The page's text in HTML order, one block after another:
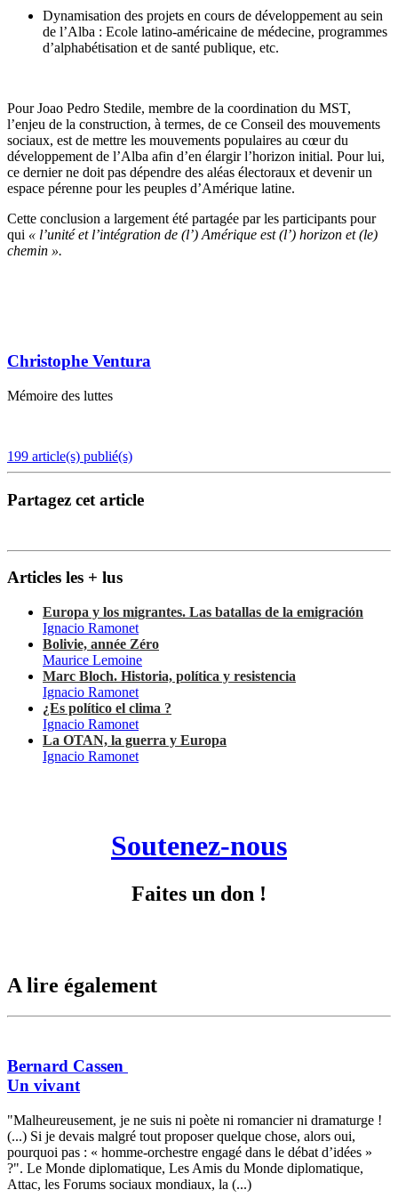
Dynamisation des projets en cours de développement au sein
de l’Alba : Ecole latino-américaine de médecine, programmes
d’alphabétisation et de santé publique, etc.
Pour Joao Pedro Stedile, membre de la coordination du MST,
l’enjeu de la construction, à termes, de ce Conseil des mouvements
sociaux, est de mettre les mouvements populaires au cœur du
développement de l’Alba afin d’en élargir l’horizon initial. Pour lui,
ce dernier ne doit pas dépendre des aléas électoraux et devenir un
espace pérenne pour les peuples d’Amérique latine.
Cette conclusion a largement été partagée par les participants pour
qui « l’unité et l’intégration de (l’) Amérique est (l’) horizon et (le)
chemin ».
Christophe Ventura
Mémoire des luttes
199 article(s) publié(s)
Partagez cet article
Articles les + lus
Europa y los migrantes. Las batallas de la emigración
Ignacio Ramonet
Bolivie, année Zéro
Maurice Lemoine
Marc Bloch. Historia, política y resistencia
Ignacio Ramonet
¿Es político el clima ?
Ignacio Ramonet
La OTAN, la guerra y Europa
Ignacio Ramonet
Soutenez-nous
Faites un don !
A lire également
Bernard Cassen
Un vivant
"Malheureusement, je ne suis ni poète ni romancier ni dramaturge !
(...) Si je devais malgré tout proposer quelque chose, alors oui,
pourquoi pas : « homme-orchestre engagé dans le débat d’idées »
?". Le Monde diplomatique, Les Amis du Monde diplomatique,
Attac, les Forums sociaux mondiaux, la (...)